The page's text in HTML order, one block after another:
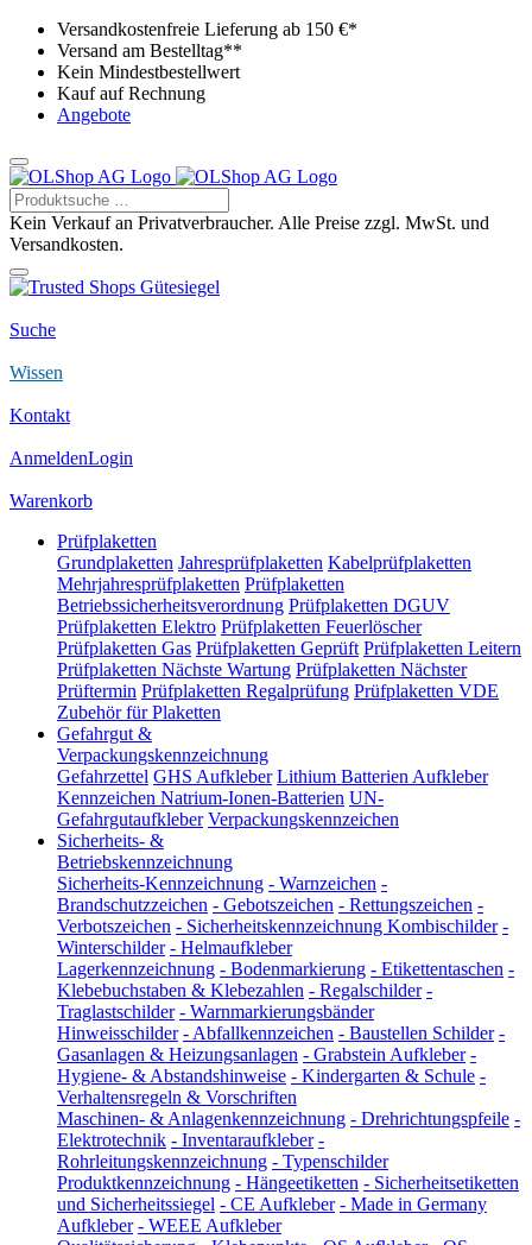
Versandkostenfreie Lieferung ab 150 €*
Versand am Bestelltag**
Kein Mindestbestellwert
Kauf auf Rechnung
Angebote
Kein Verkauf an Privatverbraucher. Alle Preise zzgl. MwSt. und
Versandkosten.
Suche
Wissen
Kontakt
AnmeldenLogin
Warenkorb
Prüfplaketten
Grundplaketten Jahresprüfplaketten Kabelprüfplaketten
Mehrjahresprüfplaketten Prüfplaketten
Betriebssicherheitsverordnung Prüfplaketten DGUV
Prüfplaketten Elektro Prüfplaketten Feuerlöscher
Prüfplaketten Gas Prüfplaketten Geprüft Prüfplaketten Leitern
Prüfplaketten Nächste Wartung Prüfplaketten Nächster
Prüftermin Prüfplaketten Regalprüfung Prüfplaketten VDE
Zubehör für Plaketten
Gefahrgut &
Verpackungskennzeichnung
Gefahrzettel GHS Aufkleber Lithium Batterien Aufkleber
Kennzeichen Natrium-Ionen-Batterien UN-
Gefahrgutaufkleber Verpackungskennzeichen
Sicherheits- &
Betriebskennzeichnung
Sicherheits-Kennzeichnung - Warnzeichen -
Brandschutzzeichen - Gebotszeichen - Rettungszeichen -
Verbotszeichen - Sicherheitskennzeichnung Kombischilder -
Winterschilder - Helmaufkleber
Lagerkennzeichnung - Bodenmarkierung - Etikettentaschen -
Klebebuchstaben & Klebezahlen - Regalschilder -
Traglastschilder - Warnmarkierungsbänder
Hinweisschilder - Abfallkennzeichen - Baustellen Schilder -
Gasanlagen & Heizungsanlagen - Grabstein Aufkleber -
Hygiene- & Abstandshinweise - Kindergarten & Schule -
Verhaltensregeln & Vorschriften
Maschinen- & Anlagenkennzeichnung - Drehrichtungspfeile -
Elektrotechnik - Inventaraufkleber -
Rohrleitungskennzeichnung - Typenschilder
Produktkennzeichnung - Hängeetiketten - Sicherheitsetiketten
und Sicherheitssiegel - CE Aufkleber - Made in Germany
Aufkleber - WEEE Aufkleber